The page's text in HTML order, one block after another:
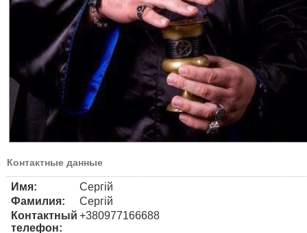
Контактные данные
Имя:
Сергій
Фамилия:
Сергій
Контактный
телефон:
+380977166688